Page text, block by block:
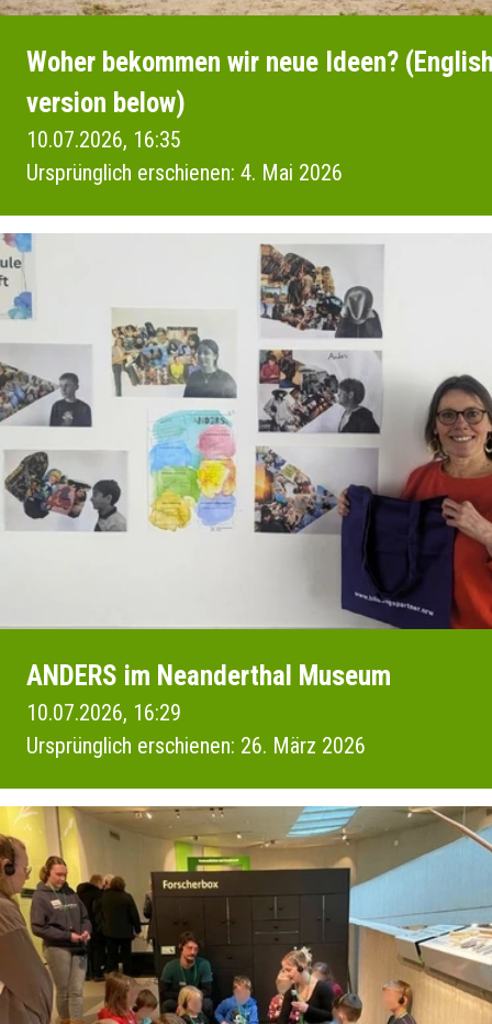
Woher bekommen wir neue Ideen?
version below)
10.07.2026, 16:35
Ursprünglich erschienen: 4. Mai 2026
ANDERS im Neanderthal Museum
10.07.2026, 16:29
Ursprünglich erschienen: 26. März 2026